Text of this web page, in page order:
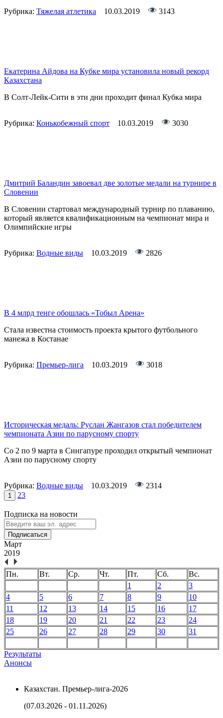
Рубрика: Тяжелая атлетика 10.03.2019 3143
Екатерина Айдова на Кубке мира установила новый рекорд
Казахстана
В Солт-Лейк-Сити в эти дни проходит финал Кубка мира
Рубрика: Конькобежный спорт 10.03.2019 3030
Дмитрий Баландин завоевал две золотые медали на турнире в
Словении
В Словении стартовал международный турнир по плаванию,
который является квалификационным на чемпионат мира и
Олимпийские игры
Рубрика: Водные виды 10.03.2019 2826
В 4 млрд тенге обошлась «Тобыл Арена»
Стала известна стоимость проекта крытого футбольного
манежа в Костанае
Рубрика: Премьер-лига 10.03.2019 3018
Историческая медаль: Руслан Жангазов стал победителем
чемпионата Азии по парусному спорту
Со 2 по 9 марта в Сингапуре проходил открытый чемпионат
Азии по парусному спорту
Рубрика: Водные виды 10.03.2019 2314
1 23
Подписка на новости
Подписаться
Март
2019
Пн. Вт. Ср. Чт. Пт. Сб.
Вс.
1
2
3
4
5 6 7 8 9
10
11
12 13 14 15 16
17
18
19 20 21 22 23
24
25
26 27 28 29 30 31
Результаты
Анонсы
Казахстан. Премьер-лига-2026
(07.03.2026 - 01.11.2026)